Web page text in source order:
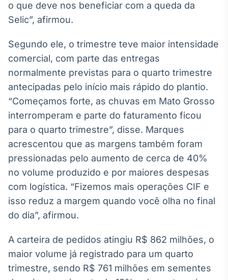
Broadcast
conteúdos
Soluções de
Tecnologia
Broadcast
Radar
Monitoramento
notícias e
conteúdos
Broadcast
Fundos
A melhor
plataforma para
IA
Em breve
o que deve nos beneficiar com a queda da
Selic”, afirmou.
Segundo ele, o trimestre teve maior intensidade
comercial, com parte das entregas
normalmente previstas para o quarto trimestre
antecipadas pelo início mais rápido do plantio.
“Começamos forte, as chuvas em Mato Grosso
interromperam e parte do faturamento ficou
para o quarto trimestre”, disse. Marques
acrescentou que as margens também foram
pressionadas pelo aumento de cerca de 40%
no volume produzido e por maiores despesas
com logística. “Fizemos mais operações CIF e
isso reduz a margem quando você olha no final
do dia”, afirmou.
A carteira de pedidos atingiu R$ 862 milhões, o
maior volume já registrado para um quarto
trimestre, sendo R$ 761 milhões em sementes